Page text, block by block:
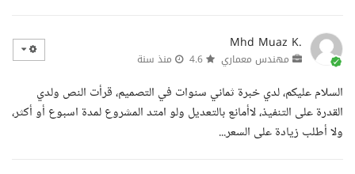
Mhd Muaz K.
مهندس معماري منذ سنة
السلام عليكم، لدي خبرة ثماني سنوات في التصميم، قرأت النص ولدي
القدرة على التنفيذ، لاأمانع بالتعديل ولو امتد المشروع لمدة اسبوع أو أكثر،
ولا أطلب زيادة على السعر...